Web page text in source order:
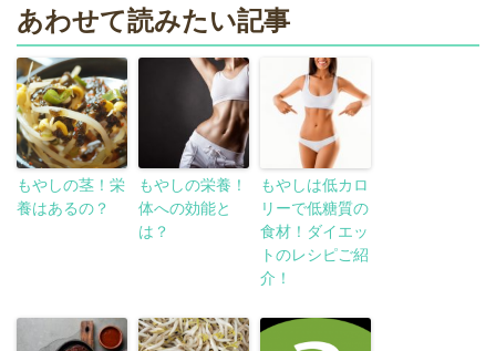
あわせて読みたい記事
もやしの茎！栄
養はあるの？
もやしの栄養！
体への効能と
は？
もやしは低カロ
リーで低糖質の
食材！ダイエッ
トのレシピご紹
介！